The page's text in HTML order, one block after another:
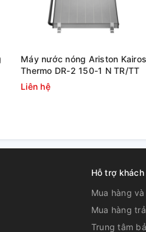
Máy nước nóng Ariston Kairos
Thermo DR-2 150-1 N TR/TT
Liên hệ
Hỗ trợ khách
Mua hàng
Mua hàng
Trung tâm